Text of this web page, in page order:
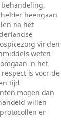
heengaan
na het
vinden
weten
in het
is voor de
tijd.
mogen dan
willen
en